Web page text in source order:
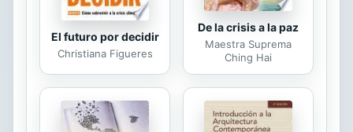
El futuro por decidir
Christiana Figueres
De la crisis a la paz
Maestra Suprema
Ching Hai